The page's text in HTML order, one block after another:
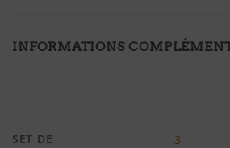
INFORMATIONS
SET DE 3